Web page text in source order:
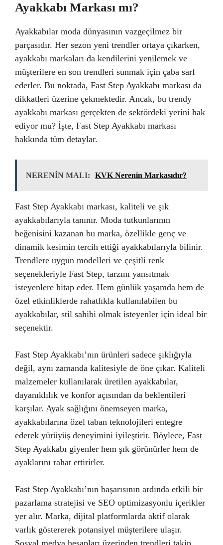
Ayakkabı Markası mı?
Ayakkabılar moda dünyasının vazgeçilmez bir
parçasıdır. Her sezon yeni trendler ortaya çıkarken,
ayakkabı markaları da kendilerini yenilemek ve
müşterilere en son trendleri sunmak için çaba sarf
ederler. Bu noktada, Fast Step Ayakkabı markası da
dikkatleri üzerine çekmektedir. Ancak, bu trendy
ayakkabı markası gerçekten de sektördeki yerini hak
ediyor mu? İşte, Fast Step Ayakkabı markası
hakkında tüm detaylar.
NERENİN MALI: KVK Nerenin Markasıdır?
Fast Step Ayakkabı markası, kaliteli ve şık
ayakkabılarıyla tanınır. Moda tutkunlarının
beğenisini kazanan bu marka, özellikle genç ve
dinamik kesimin tercih ettiği ayakkabılarıyla bilinir.
Trendlere uygun modelleri ve çeşitli renk
seçenekleriyle Fast Step, tarzını yansıtmak
isteyenlere hitap eder. Hem günlük yaşamda hem de
özel etkinliklerde rahatlıkla kullanılabilen bu
ayakkabılar, stil sahibi olmak isteyenler için ideal bir
seçenektir.
Fast Step Ayakkabı’nın ürünleri sadece şıklığıyla
değil, aynı zamanda kalitesiyle de öne çıkar. Kaliteli
malzemeler kullanılarak üretilen ayakkabılar,
dayanıklılık ve konfor açısından da beklentileri
karşılar. Ayak sağlığını önemseyen marka,
ayakkabılarına özel taban teknolojileri entegre
ederek yürüyüş deneyimini iyileştirir. Böylece, Fast
Step Ayakkabı giyenler hem şık görünürler hem de
ayaklarını rahat ettirirler.
Fast Step Ayakkabı’nın başarısının ardında etkili bir
pazarlama stratejisi ve SEO optimizasyonlu içerikler
yer alır. Marka, dijital platformlarda aktif olarak
varlık göstererek potansiyel müşterilere ulaşır.
Sosyal medya hesapları üzerinden trendleri takip